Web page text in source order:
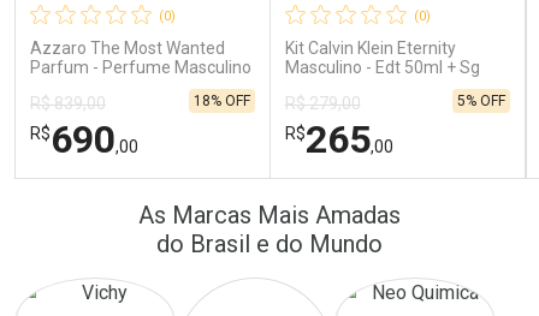
Comprar sem Desconto
Por R$ 24,10/cada
Comprar sem Desconto
Por R$ 24,10/cada
Comprar sem Desconto
Por R$ 41,57/cada
Comprar sem Desconto
Por R$ 41,57/cada
(0)
Azzaro The Most Wanted
Parfum - Perfume Masculino
R$ 839,00
R$690,00
18% OFF
FECHAR
FECHAR
Por Menos
(0)
Kit Calvin Klein Eternity
Masculino - Edt 50ml + Sg
R$ 279,00
R$265,00
5% OFF
Laboratório
Por Menos
As Marcas Mais Amadas
do Brasil e do Mundo